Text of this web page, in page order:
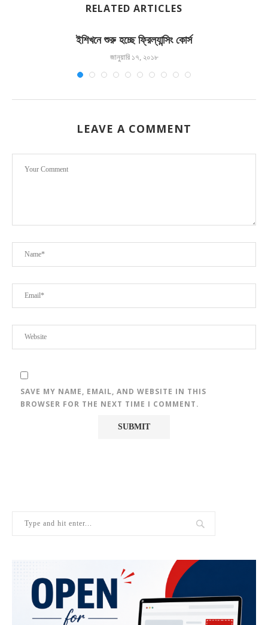
RELATED ARTICLES
ইশিখনে শুরু হচ্ছে ফ্রিল্যান্সিং কোর্স
জানুয়ারি ১৭, ২০১৮
LEAVE A COMMENT
SAVE MY NAME, EMAIL, AND WEBSITE IN THIS
BROWSER FOR THE NEXT TIME I COMMENT.